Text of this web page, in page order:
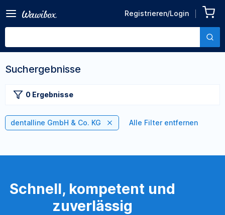
Registrieren/Login
Suchergebnisse
0 Ergebnisse
dentalline GmbH & Co. KG Alle Filter entfernen
Schnell, kompetent und
zuverlässig